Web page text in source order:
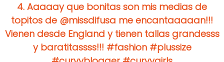
4. Aaaaay que bonitas son mis medias de
topitos de @missdifusa me encantaaaaan!!!
Vienen desde England y tienen tallas grandesss
y baratitassss!!! #fashion #plussize